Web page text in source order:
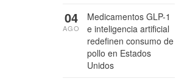
Medicamentos GLP-1
e inteligencia artificial
redefinen consumo de
pollo en Estados
Unidos
04
AGO